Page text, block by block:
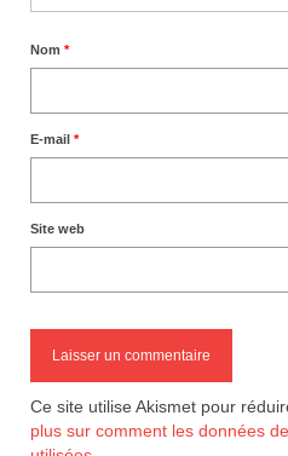
Nom *
E-mail *
Site web
Ce site utilise Akismet pour
plus sur comment les données